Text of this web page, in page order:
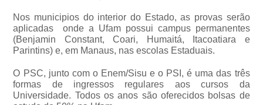
Nos municipios do interior do Estado, as provas serão
aplicadas onde a Ufam possui campus permanentes
(Benjamin Constant, Coari, Humaitá, Itacoatiara e
Parintins) e, em Manaus, nas escolas Estaduais.
O PSC, junto com o Enem/Sisu e o PSI, é uma das três
formas de ingressos regulares aos cursos da
Universidade. Todos os anos são oferecidos bolsas de